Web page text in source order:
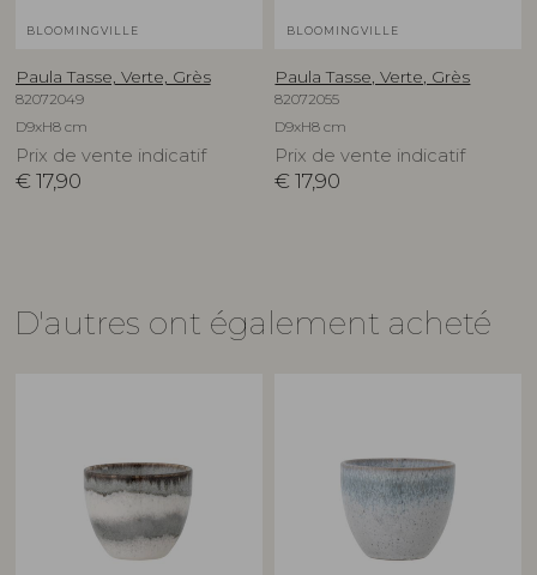
BLOOMINGVILLE
Paula Tasse, Verte, Grès
82072049
D9xH8 cm
Prix de vente indicatif
€ 17,90
BLOOMINGVILLE
Paula Tasse, Verte, Grès
82072055
D9xH8 cm
Prix de vente indicatif
€ 17,90
D'autres ont également acheté